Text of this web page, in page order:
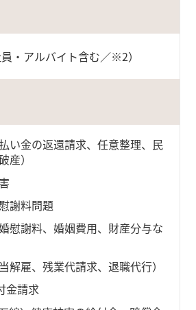
・アルバイト含む／※2）
い金の返還請求、任意整理、民
産）
謝料問題
慰謝料、婚姻費用、財産分与な
解雇、残業代請求、退職代行）
金請求